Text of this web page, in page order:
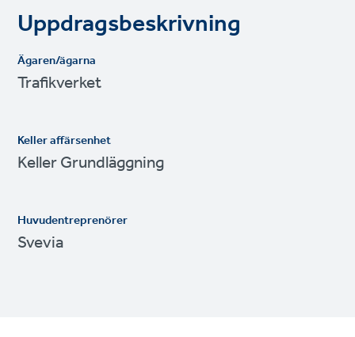
Uppdragsbeskrivning
Ägaren/ägarna
Trafikverket
Keller affärsenhet
Keller Grundläggning
Huvudentreprenörer
Svevia